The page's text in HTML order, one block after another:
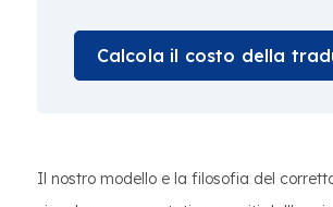
Calcola il costo della
Il nostro modello e la filosofia del